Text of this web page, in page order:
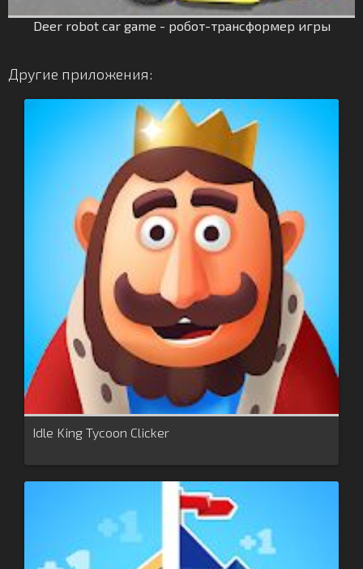
Deer robot car game - робот-трансформер игры
Другие приложения:
Idle King Tycoon Clicker